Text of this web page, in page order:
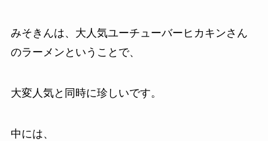
みそきんは、大人気ユーチューバーヒカキンさん
のラーメンということで、
大変人気と同時に珍しいです。
中には、